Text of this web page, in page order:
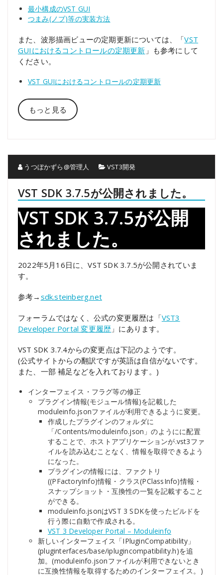
最小構成のVST GUI
つまみ(ノブ)等の実装方法
また、波形描画ビューの定期更新については、「VST
GUIにおけるコントロールの定期更新 」も参考にして
ください。
VST GUIにおけるコントロールの定期更新
もっと見る
うつぼかずら@管理人 VST3開発
VST SDK 3.7.5が公開されました。
VST SDK 3.7.5が公開
されました。
2022年5月16日に、VST SDK 3.7.5が公開されていま
す。
参考→ sdk.steinberg.net
フォーラムではなく、公式の変更履歴は「VST3
Developer Portal 変更履歴 」にあります。
VST SDK 3.7.4からの変更点は下記のようです。
(公式サイトからの翻訳ですが英語は自信がないです。
また、一部 補足などを入れております。)
インターフェイス・フラグ等の修正
プラグイン情報(モジュール情報)を記載した
moduleinfo.jsonファイルが利用できるように変更。
作成したプラグインのフォルダに
「/Contents/moduleinfo.json」のようにに配置
することで、ホストアプリケーションが.vst3ファ
イルを読み込むことなく、情報を取得できるよう
になった。
プラグインの情報には、ファクトリ
((PFactoryInfo)情報・クラス(PClassInfo)情報・
スナップショット・互換性の一覧を記載すること
ができる。
moduleinfo.jsonはVST 3 SDKを使ったビルドを
行う際に自動で作成される。
VST 3 Developer Portal – Moduleinfo
新しいインターフェイス「IPluginCompatibility」
(pluginterfaces/base/iplugincompatibility.h)を追
加。(moduleinfo.jsonファイルが利用できないとき
に互換性情報を取得するためのインターフェイス。)